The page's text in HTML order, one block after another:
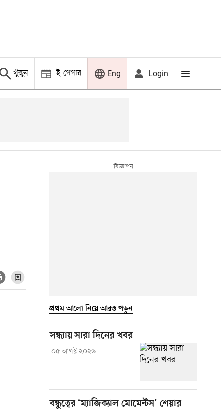
খুঁজুন ই-পেপার Eng Login
প্রথম আলো নিয়ে আরও পড়ুন
সন্ধ্যায় সারা দিনের খবর
০৫ আগস্ট ২০২৬
বন্ধুত্বের ‘ম্যাজিক্যাল মোমেন্টস’ শেয়ার